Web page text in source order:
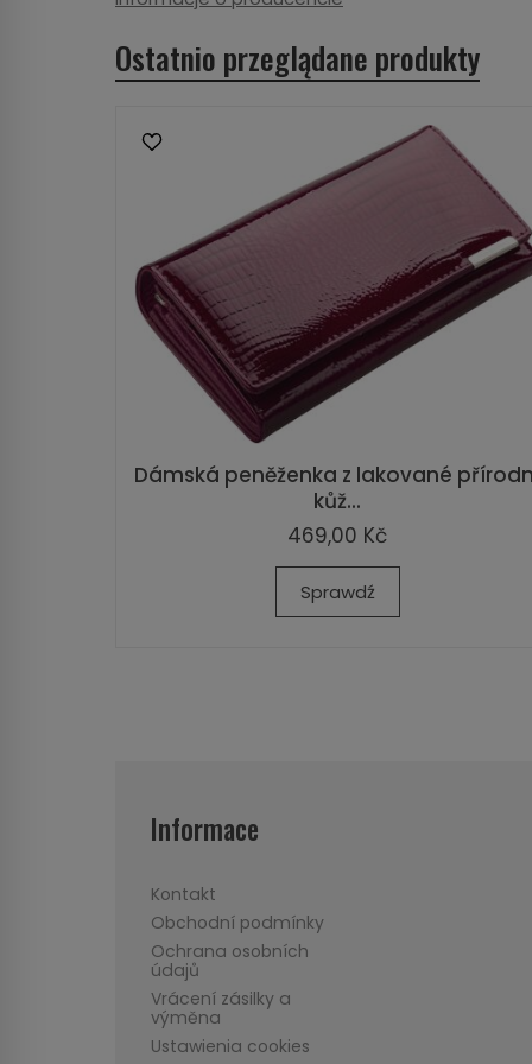
Ostatnio przeglądane produkty
Dámská peněženka z lakované
kůž...
469,00 Kč
Sprawdź
Informace
Kontakt
Obchodní podmínky
Ochrana osobních
údajů
Vrácení zásilky a
výměna
Ustawienia cookies